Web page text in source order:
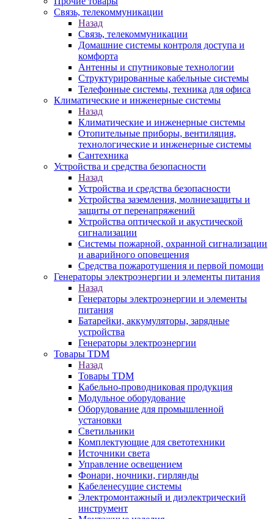
Связь, телекоммуникации
Назад
Связь, телекоммуникации
Домашние системы контроля доступа и
комфорта
Антенны и спутниковые технологии
Структурированные кабельные системы
Телефонные системы, техника для офиса
Климатические и инженерные системы
Назад
Климатические и инженерные системы
Отопительные приборы, вентиляция,
технологические и инженерные системы
Сантехника
Устройства и средства безопасности
Назад
Устройства и средства безопасности
Устройства заземления, молниезащиты и
защиты от перенапряжений
Устройства оптической и акустической
сигнализации
Системы пожарной, охранной сигнализации
и аварийного оповещения
Средства пожаротушения и первой помощи
Генераторы электроэнергии и элементы питания
Назад
Генераторы электроэнергии и элементы
питания
Батарейки, аккумуляторы, зарядные
устройства
Генераторы электроэнергии
Товары TDM
Назад
Товары TDM
Кабельно-проводниковая продукция
Модульное оборудование
Оборудование для промышленной
установки
Светильники
Комплектующие для светотехники
Источники света
Управление освещением
Фонари, ночники, гирлянды
Кабеленесущие системы
Электромонтажный и диэлектрический
инструмент